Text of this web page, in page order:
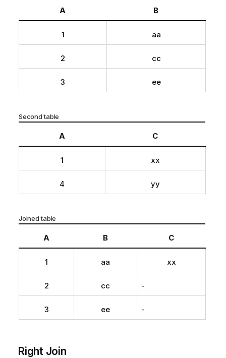
A B
1 aa
2 cc
3 ee
Second table
A C
1 xx
4 yy
Joined table
A B C
1 aa xx
2 cc -
3 ee -
Right Join